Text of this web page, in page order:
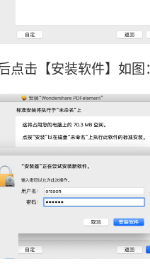
点击【安装软件】如图：